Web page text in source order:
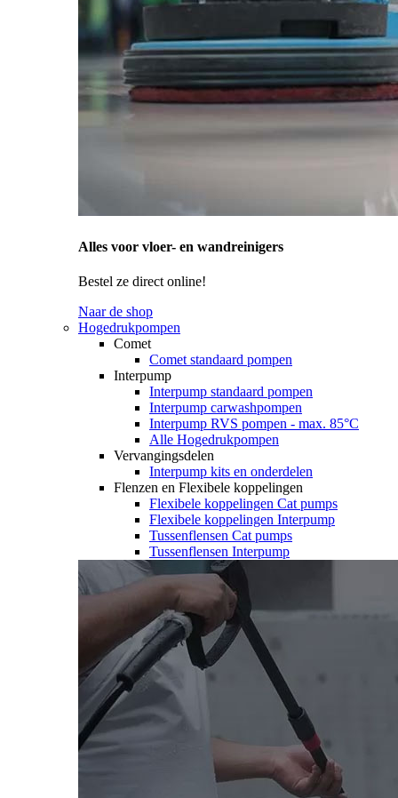
Alles voor vloer- en wandreinigers
Bestel ze direct online!
Naar de shop
Hogedrukpompen
Comet
Comet standaard pompen
Interpump
Interpump standaard pompen
Interpump carwashpompen
Interpump RVS pompen - max. 85°C
Alle Hogedrukpompen
Vervangingsdelen
Interpump kits en onderdelen
Flenzen en Flexibele koppelingen
Flexibele koppelingen Cat pumps
Flexibele koppelingen Interpump
Tussenflensen Cat pumps
Tussenflensen Interpump